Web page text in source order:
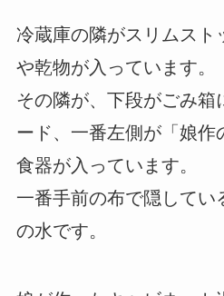
冷蔵庫の隣がスリムスト
や乾物が入っています。
その隣が、下段がごみ箱
ード、一番左側が「娘作
食器が入っています。
一番手前の布で隠してい
の水です。